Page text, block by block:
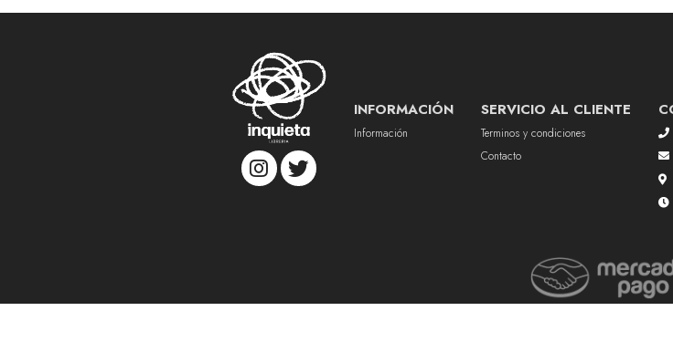
INFORMACIÓN
Información
SERVICIO AL CLIENTE
Terminos y condiciones
Contacto